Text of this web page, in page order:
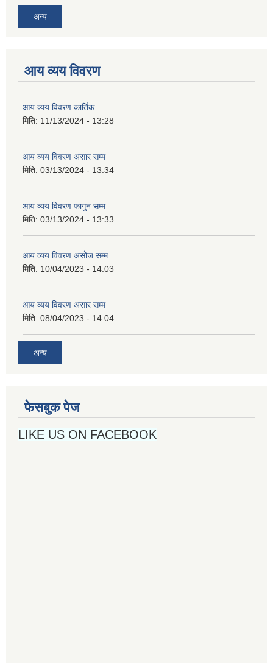
अन्य
आय व्यय विवरण
आय व्यय विवरण कार्तिक
मिति: 11/13/2024 - 13:28
आय व्यय विवरण असार सम्म
मिति: 03/13/2024 - 13:34
आय व्यय विवरण फागुन सम्म
मिति: 03/13/2024 - 13:33
आय व्यय विवरण असोज सम्म
मिति: 10/04/2023 - 14:03
आय व्यय विवरण असार सम्म
मिति: 08/04/2023 - 14:04
अन्य
फेसबुक पेज
LIKE US ON FACEBOOK